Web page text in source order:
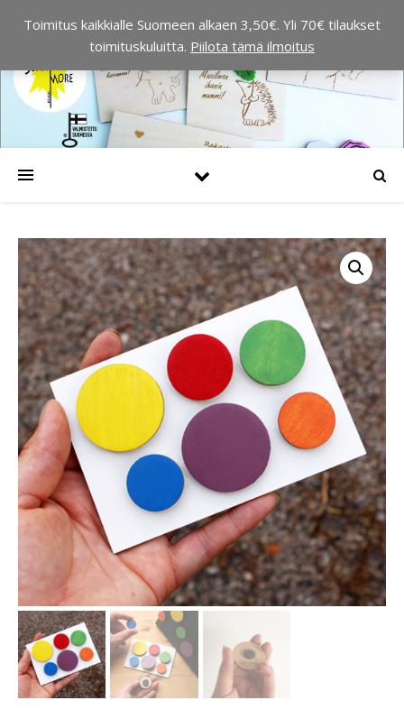
Toimitus kaikkialle Suomeen alkaen 3,50€. Yli 70€ tilaukset
toimituskuluitta. Piilota tämä ilmoitus